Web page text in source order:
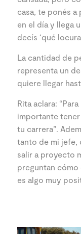
casa, te ponés a
en el día y llega
decís ‘qué
La cantidad de
representa un
quiere llegar
Rita aclara:
importante
tu carrera”.
tanto de mi jefe,
salir a proyecto
preguntan cómo
es algo muy